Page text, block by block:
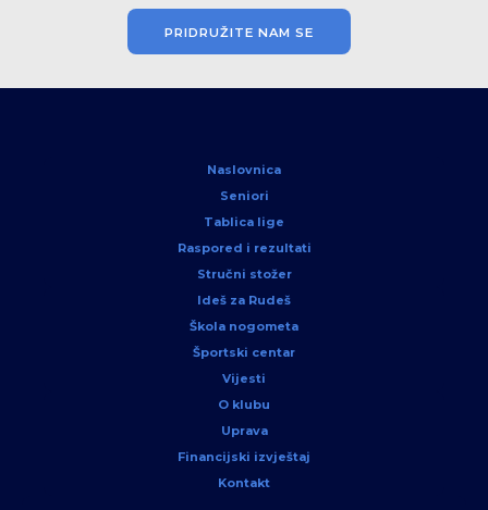
PRIDRUŽITE NAM SE
Naslovnica
Seniori
Tablica lige
Raspored i rezultati
Stručni stožer
Ideš za Rudeš
Škola nogometa
Športski centar
Vijesti
O klubu
Uprava
Financijski izvještaj
Kontakt